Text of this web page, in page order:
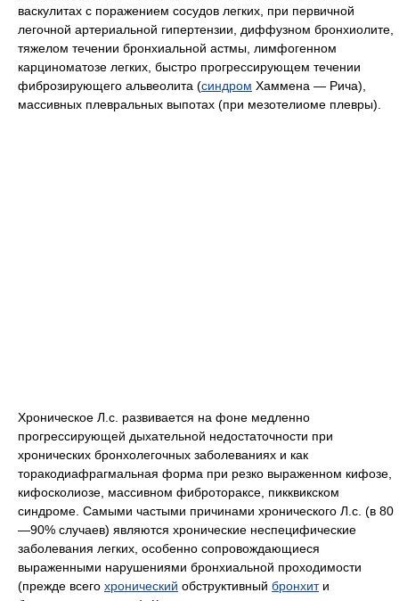
васкулитах с поражением сосудов легких, при первичной
легочной артериальной гипертензии, диффузном бронхиолите,
тяжелом течении бронхиальной астмы, лимфогенном
карциноматозе легких, быстро прогрессирующем течении
фиброзирующего альвеолита (синдром Хаммена — Рича),
массивных плевральных выпотах (при мезотелиоме плевры).
Хроническое Л.с. развивается на фоне медленно
прогрессирующей дыхательной недостаточности при
хронических бронхолегочных заболеваниях и как
торакодиафрагмальная форма при резко выраженном кифозе,
кифосколиозе, массивном фибротораксе, пикквикском
синдроме. Самыми частыми причинами хронического Л.с. (в 80
—90% случаев) являются хронические неспецифические
заболевания легких, особенно сопровождающиеся
выраженными нарушениями бронхиальной проходимости
(прежде всего хронический обструктивный бронхити